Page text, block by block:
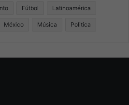
Fútbol Latinoamérica
México Música Politica